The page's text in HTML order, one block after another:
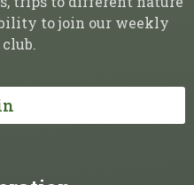
to join our weekly